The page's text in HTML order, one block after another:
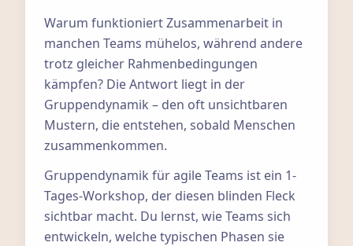
Warum funktioniert Zusammenarbeit in
manchen Teams mühelos, während andere
trotz gleicher Rahmenbedingungen
kämpfen? Die Antwort liegt in der
Gruppendynamik – den oft unsichtbaren
Mustern, die entstehen, sobald Menschen
zusammenkommen.
Gruppendynamik für agile Teams ist ein 1-
Tages-Workshop, der diesen blinden Fleck
sichtbar macht. Du lernst, wie Teams sich
entwickeln, welche typischen Phasen sie